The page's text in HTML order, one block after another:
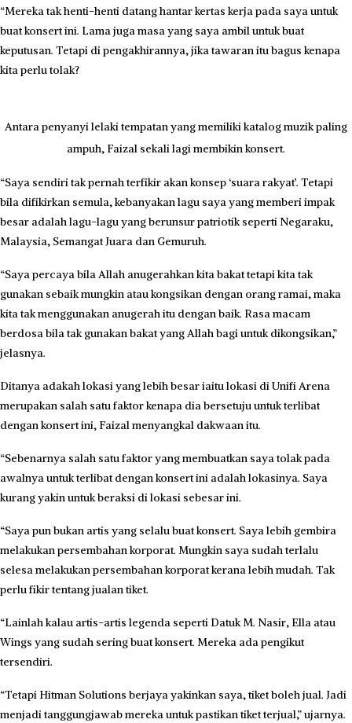
“Mereka tak henti-henti datang hantar kertas kerja pada saya untuk
buat konsert ini. Lama juga masa yang saya ambil untuk buat
keputusan. Tetapi di pengakhirannya, jika tawaran itu bagus kenapa
kita perlu tolak?
Antara penyanyi lelaki tempatan yang memiliki katalog muzik paling
ampuh, Faizal sekali lagi membikin konsert.
“Saya sendiri tak pernah terfikir akan konsep ‘suara rakyat’. Tetapi
bila difikirkan semula, kebanyakan lagu saya yang memberi impak
besar adalah lagu-lagu yang berunsur patriotik seperti Negaraku,
Malaysia, Semangat Juara dan Gemuruh.
“Saya percaya bila Allah anugerahkan kita bakat tetapi kita tak
gunakan sebaik mungkin atau kongsikan dengan orang ramai, maka
kita tak menggunakan anugerah itu dengan baik. Rasa macam
berdosa bila tak gunakan bakat yang Allah bagi untuk dikongsikan,”
jelasnya.
Ditanya adakah lokasi yang lebih besar iaitu lokasi di Unifi Arena
merupakan salah satu faktor kenapa dia bersetuju untuk terlibat
dengan konsert ini, Faizal menyangkal dakwaan itu.
“Sebenarnya salah satu faktor yang membuatkan saya tolak pada
awalnya untuk terlibat dengan konsert ini adalah lokasinya. Saya
kurang yakin untuk beraksi di lokasi sebesar ini.
“Saya pun bukan artis yang selalu buat konsert. Saya lebih gembira
melakukan persembahan korporat. Mungkin saya sudah terlalu
selesa melakukan persembahan korporat kerana lebih mudah. Tak
perlu fikir tentang jualan tiket.
“Lainlah kalau artis-artis legenda seperti Datuk M. Nasir, Ella atau
Wings yang sudah sering buat konsert. Mereka ada pengikut
tersendiri.
“Tetapi Hitman Solutions berjaya yakinkan saya, tiket boleh jual. Jadi
menjadi tanggungjawab mereka untuk pastikan tiket terjual,” ujarnya.